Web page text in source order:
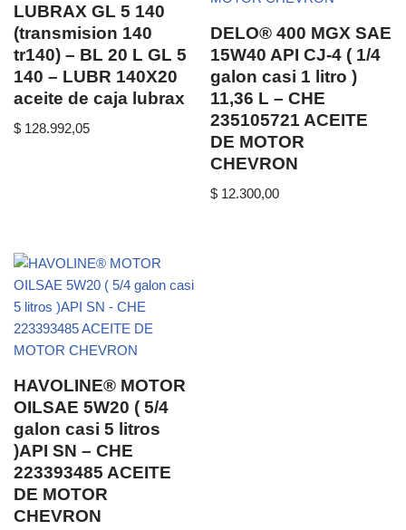
LUBRAX GL 5 140
(transmision 140
tr140) – BL 20 L GL 5
140 – LUBR 140X20
aceite de caja lubrax
$ 128.992,05
DELO® 400 MGX SAE
15W40 API CJ-4 ( 1/4
galon casi 1 litro )
11,36 L – CHE
235105721 ACEITE
DE MOTOR
CHEVRON
$ 12.300,00
HAVOLINE® MOTOR
OILSAE 5W20 ( 5/4
galon casi 5 litros
)API SN – CHE
223393485 ACEITE
DE MOTOR
CHEVRON